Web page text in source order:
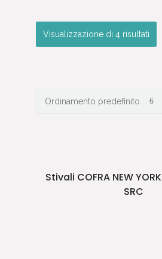
Visualizzazione di 4 risultati
Stivali COFRA NEW
SRC